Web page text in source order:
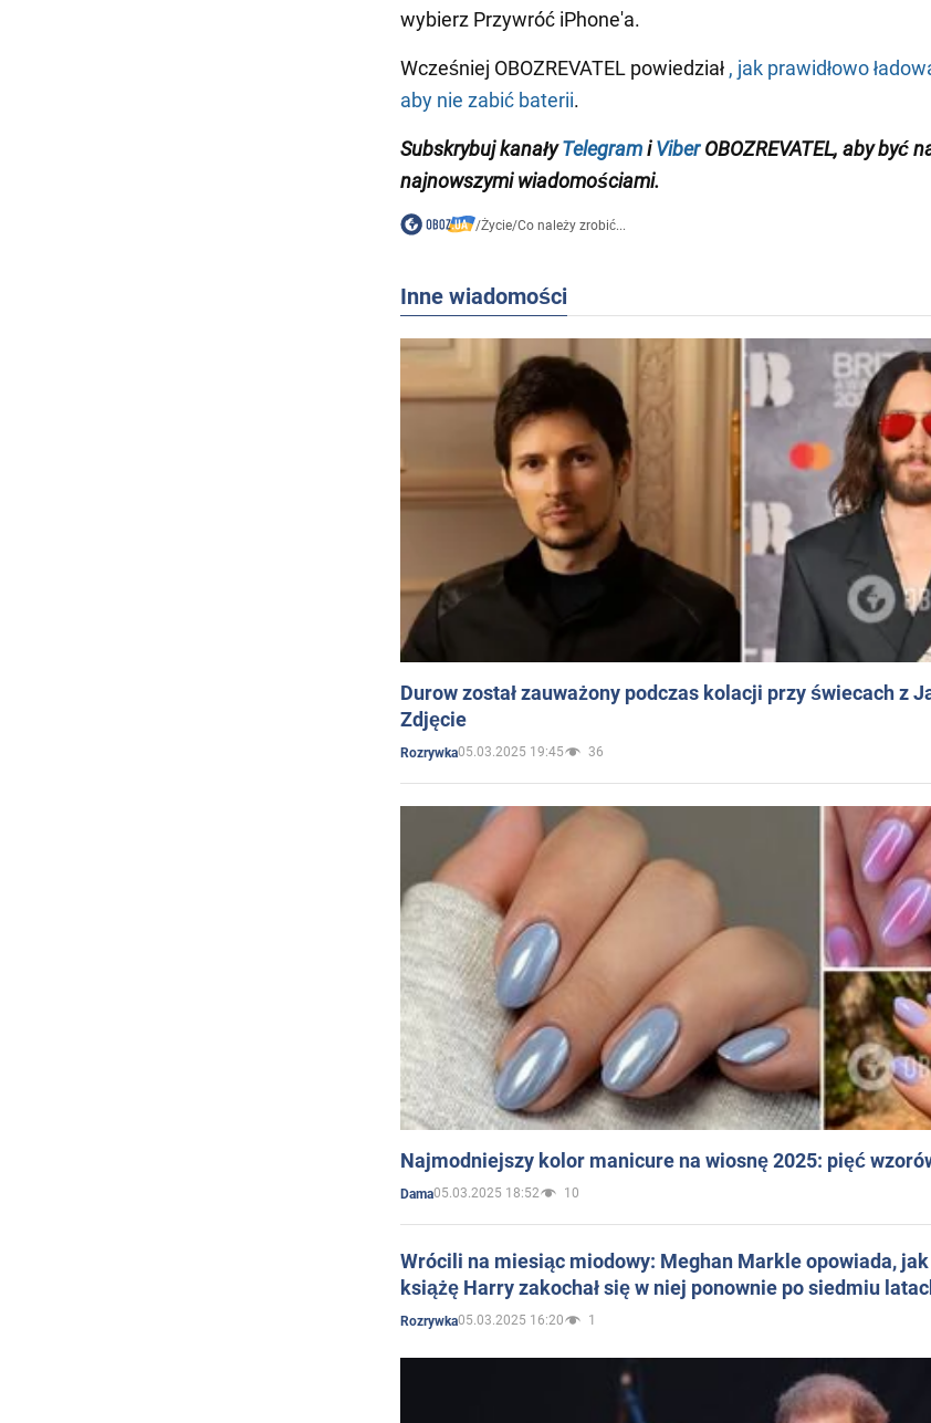
wybierz Przywróć iPhone'a.
Wcześniej OBOZREVATEL powiedział , jak prawidłowo
aby nie zabić baterii.
Subskrybuj kanałyTelegramiViberOBOZREVATEL, aby być
najnowszymi wiadomościami.
/Życie/Co należy zrobić...
Inne wiadomości
Durow został zauważony podczas kolacji przy świecach z
Zdjęcie
Rozrywka05.03.2025 19:45 36
Najmodniejszy kolor manicure na wiosnę 2025: pięć
Dama05.03.2025 18:52 10
Wrócili na miesiąc miodowy: Meghan Markle opowiada, jak
książę Harry zakochał się w niej ponownie po siedmiu
Rozrywka05.03.2025 16:20 1